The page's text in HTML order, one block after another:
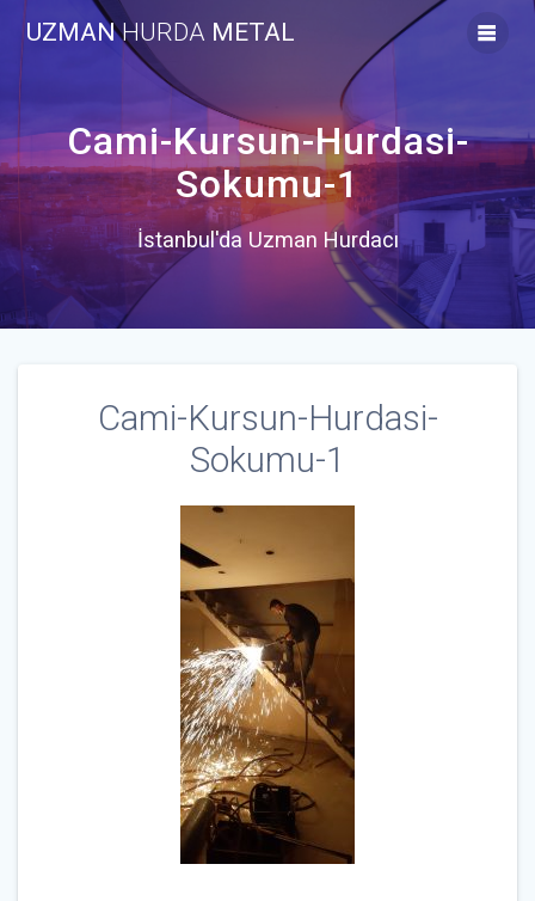
to
UZMANHURDA METAL
Cami-Kursun-Hurdasi-
Sokumu-1
İstanbul'da Uzman Hurdacı
Cami-Kursun-Hurdasi-
Sokumu-1